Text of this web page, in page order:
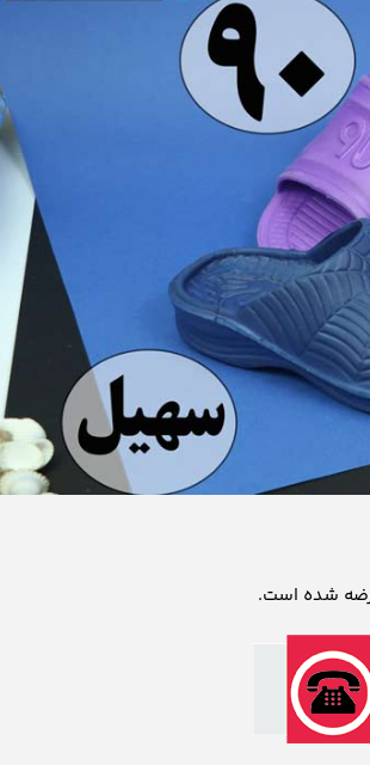
شده است.